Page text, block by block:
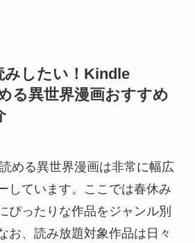
みしたい！Kindle
る異世界漫画おすすめ
める異世界漫画は非常に幅広
しています。ここでは春休み
ぴったりな作品をジャンル別
お、読み放題対象作品は日々